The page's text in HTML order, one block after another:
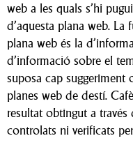
web a les quals s’hi
d’aquesta plana web.
plana web és la
d’informació sobre el
suposa cap suggeriment
planes web de destí.
resultat obtingut a través
controlats ni verificats